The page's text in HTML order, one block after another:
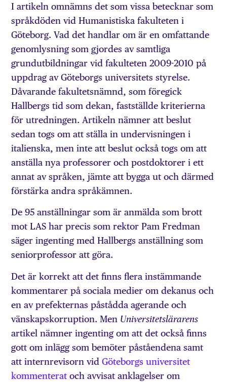
I artikeln omnämns det som vissa betecknar som
språkdöden vid Humanistiska fakulteten i
Göteborg. Vad det handlar om är en omfattande
genomlysning som gjordes av samtliga
grundutbildningar vid fakulteten 2009-2010 på
uppdrag av Göteborgs universitets styrelse.
Dåvarande fakultetsnämnd, som föregick
Hallbergs tid som dekan, fastställde kriterierna
för utredningen. Artikeln nämner att beslut
sedan togs om att ställa in undervisningen i
italienska, men inte att beslut också togs om att
anställa nya professorer och postdoktorer i ett
annat av språken, jämte att bygga ut och därmed
förstärka andra språkämnen.
De 95 anställningar som är anmälda som brott
mot LAS har precis som rektor Pam Fredman
säger ingenting med Hallbergs anställning som
seniorprofessor att göra.
Det är korrekt att det finns flera instämmande
kommentarer på sociala medier om dekanus och
en av prefekternas påstådda agerande och
vänskapskorruption. Men Universitetslärarens
artikel nämner ingenting om att det också finns
gott om inlägg som bemöter påståendena samt
att internrevisorn vidGöteborgs universitet
kommenterat och avvisat anklagelser om